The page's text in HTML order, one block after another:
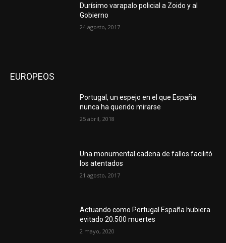
Durísimo varapalo policial a Zoido y al
Gobierno
24 agosto, 2017
EUROPEOS
Portugal, un espejo en el que España
nunca ha querido mirarse
25 abril, 2018
Una monumental cadena de fallos facilitó
los atentados
21 agosto, 2017
Actuando como Portugal España hubiera
evitado 20.500 muertes
2 mayo, 2020